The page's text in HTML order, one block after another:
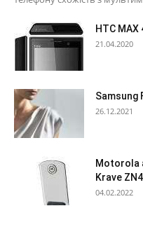
HTC MAX
21.04.2020
Samsung
26.12.2021
Motorola
Krave ZN4
04.02.2022